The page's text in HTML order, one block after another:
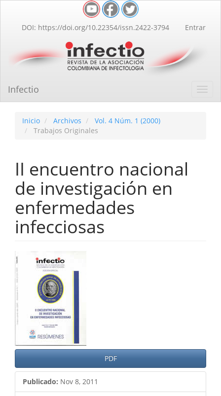
Contenido
principal
lateral
DOI: https://doi.org/10.22354/issn.2422-3794 Entrar
Infectio
Inicio Archivos
Vol. 4 Núm. 1 (2000)
Trabajos Originales
II encuentro nacional
de investigación en
enfermedades
infecciosas
Barra
lateral
del
artículo
PDF
Publicado: Nov 8, 2011